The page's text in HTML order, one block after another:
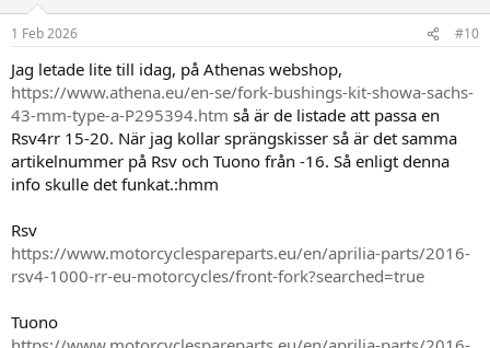
n
e
:
1 Feb 2026 #10
Jag letade lite till idag, på Athenas webshop,
https://www.athena.eu/en-se/fork-bushings-kit-showa-sachs-
43-mm-type-a-P295394.htm så är de listade att passa en
Rsv4rr 15-20. När jag kollar sprängskisser så är det samma
artikelnummer på Rsv och Tuono från -16. Så enligt denna
info skulle det funkat.:hmm
Rsv
https://www.motorcyclespareparts.eu/en/aprilia-parts/2016-
rsv4-1000-rr-eu-motorcycles/front-fork?searched=true
Tuono